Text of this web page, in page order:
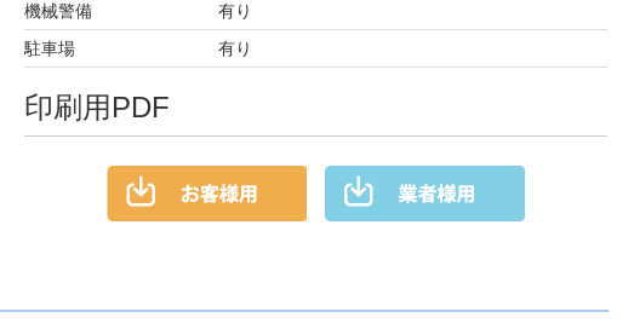
機械警備
有り
駐車場
有り
印刷用PDF